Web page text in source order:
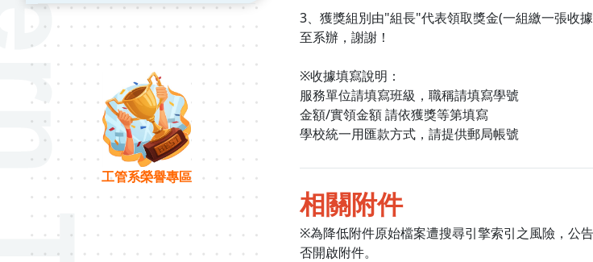
工管系榮譽專區
3、獲獎組別由"組長"代表領取獎金(一組繳一張收
至系辦，謝謝！
※收據填寫說明：
服務單位請填寫班級，職稱請填寫學號
金額/實領金額 請依獲獎等第填寫
學校統一用匯款方式，請提供郵局帳號
相關附件
※為降低附件原始檔案遭搜尋引擎索引之風險，公
否開啟附件。